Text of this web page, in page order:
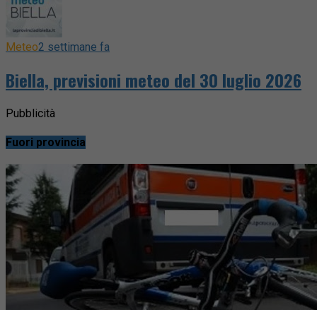
Meteo2 settimane fa
Biella, previsioni meteo del 30 luglio 2026
Pubblicità
Fuori provincia